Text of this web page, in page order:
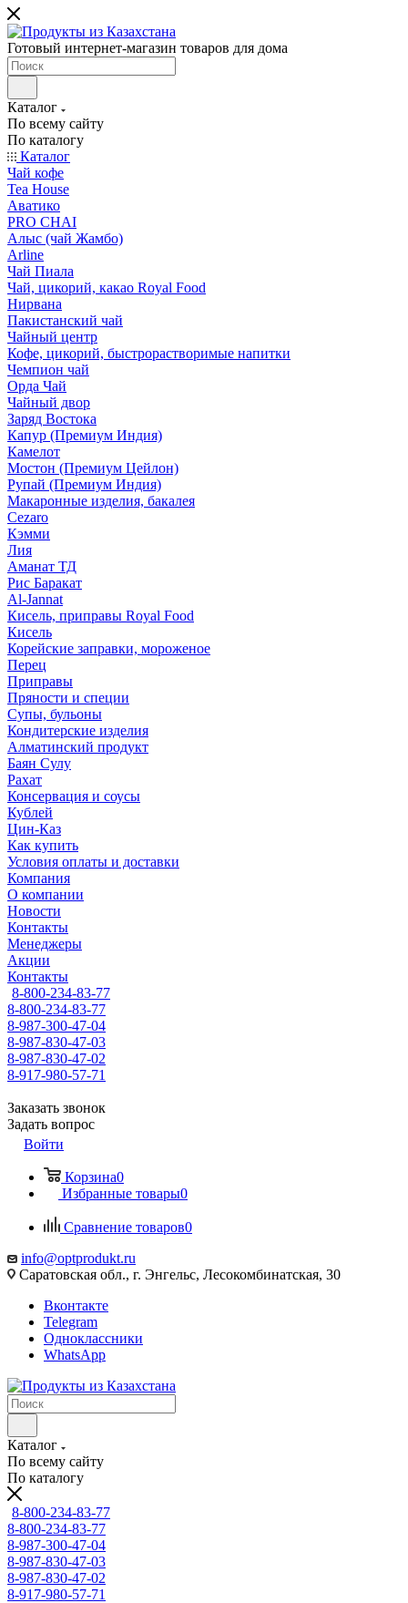
Готовый интернет-магазин товаров для дома
Каталог
По всему сайту
По каталогу
Каталог
Чай кофе
Tea House
Аватико
PRO CHAI
Алыс (чай Жамбо)
Arline
Чай Пиала
Чай, цикорий, какао Royal Food
Нирвана
Пакистанский чай
Чайный центр
Кофе, цикорий, быстрорастворимые напитки
Чемпион чай
Орда Чай
Чайный двор
Заряд Востока
Капур (Премиум Индия)
Камелот
Мостон (Премиум Цейлон)
Рупай (Премиум Индия)
Макаронные изделия, бакалея
Cezaro
Кэмми
Лия
Аманат ТД
Рис Баракат
Al-Jannat
Кисель, приправы Royal Food
Кисель
Корейские заправки, мороженое
Перец
Приправы
Пряности и специи
Супы, бульоны
Кондитерские изделия
Алматинский продукт
Баян Сулу
Рахат
Консервация и соусы
Кублей
Цин-Каз
Как купить
Условия оплаты и доставки
Компания
О компании
Новости
Контакты
Менеджеры
Акции
Контакты
8-800-234-83-77
8-800-234-83-77
8-987-300-47-04
8-987-830-47-03
8-987-830-47-02
8-917-980-57-71
Заказать звонок
Задать вопрос
Войти
Корзина0
Избранные товары0
Сравнение товаров0
info@optprodukt.ru
Саратовская обл., г. Энгельс, Лесокомбинатская, 30
Вконтакте
Telegram
Одноклассники
WhatsApp
Каталог
По всему сайту
По каталогу
8-800-234-83-77
8-800-234-83-77
8-987-300-47-04
8-987-830-47-03
8-987-830-47-02
8-917-980-57-71